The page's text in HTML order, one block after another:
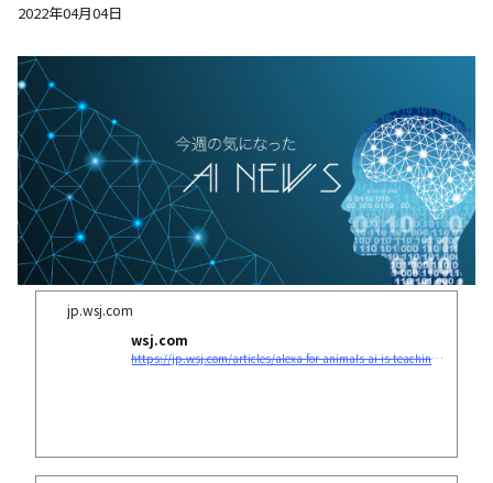
2022年04月04日
jp.wsj.com
wsj.com
https://jp.wsj.com/articles/alexa-for-animals-ai-is-teaching-us-how-creatures-communicate-11648092699